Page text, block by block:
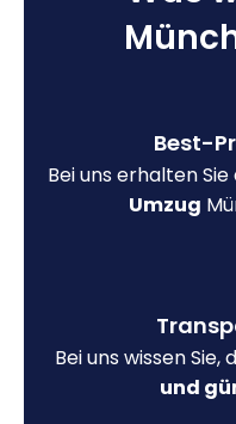
Best-
Bei uns erhalten Sie
Umzug
Bei uns wissen Sie,
und